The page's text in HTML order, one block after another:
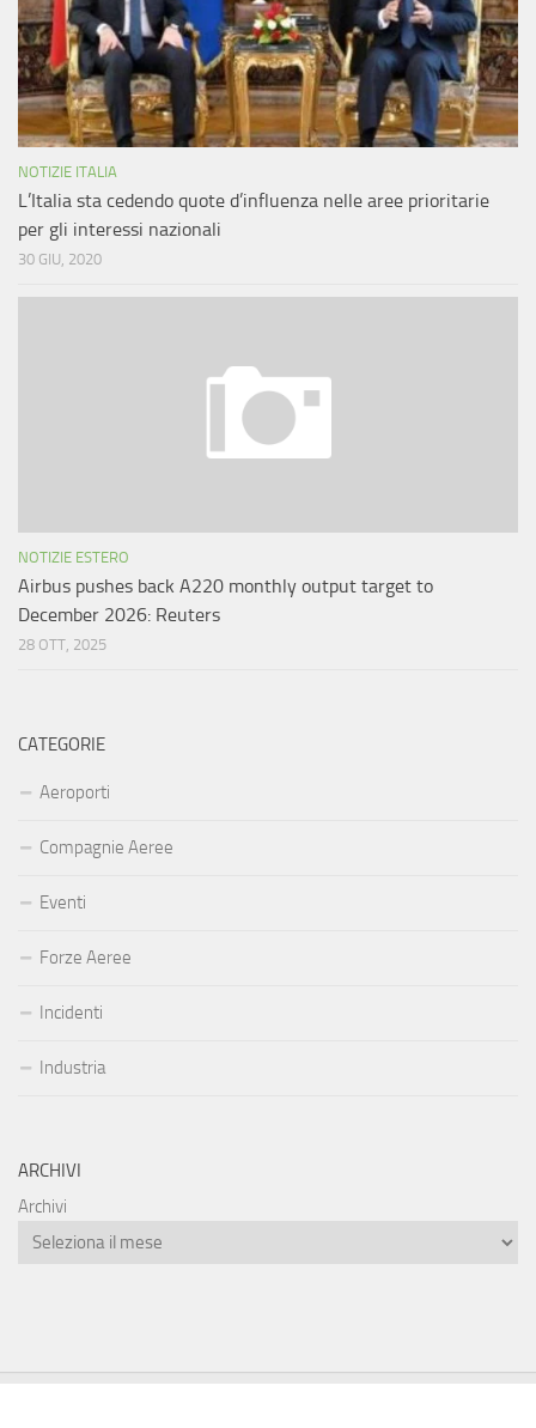
NOTIZIE ITALIA
L’Italia sta cedendo quote d’influenza nelle aree prioritarie
per gli interessi nazionali
30 GIU, 2020
NOTIZIE ESTERO
Airbus pushes back A220 monthly output target to
December 2026: Reuters
28 OTT, 2025
CATEGORIE
Aeroporti
Compagnie Aeree
Eventi
Forze Aeree
Incidenti
Industria
ARCHIVI
Archivi